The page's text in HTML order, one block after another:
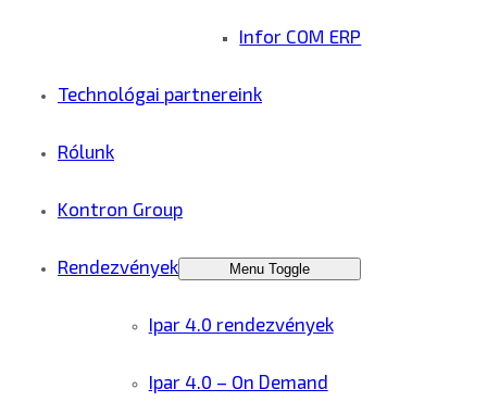
Infor COM ERP
Technológai partnereink
Rólunk
Kontron Group
Rendezvények Menu Toggle
Ipar 4.0 rendezvények
Ipar 4.0 – On Demand